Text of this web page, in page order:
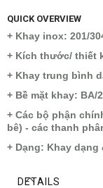
QUICK OVERVIEW
+ Khay inox: 201/
+ Kích thước/ thiết
+ Khay trung bình
+ Bề mặt khay: BA/
+ Các bộ phận
bê) - các thanh
+ Dạng: Khay
DETAILS